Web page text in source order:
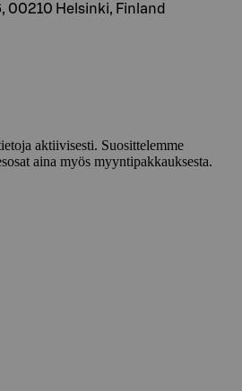
00210 Helsinki, Finland
aktiivisesti. Suosittelemme
aina myös myyntipakkauksesta.